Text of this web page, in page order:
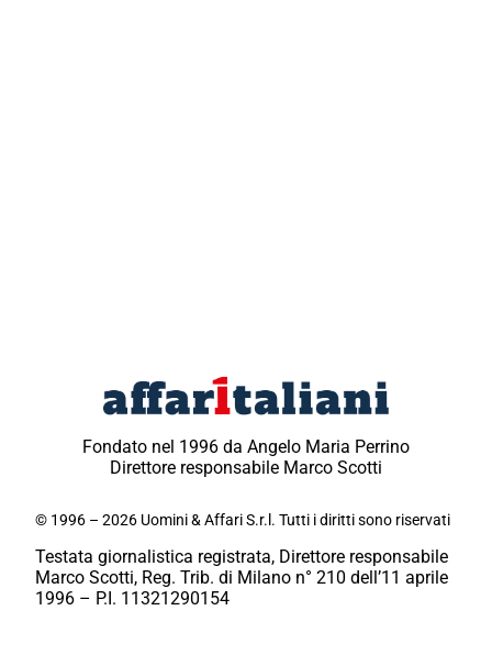
Fondato nel 1996 da Angelo Maria Perrino
Direttore responsabile Marco Scotti
© 1996 – 2026 Uomini & Affari S.r.l. Tutti i diritti sono riservati
Testata giornalistica registrata, Direttore responsabile
Marco Scotti, Reg. Trib. di Milano n° 210 dell’11 aprile
1996 – P.I. 11321290154